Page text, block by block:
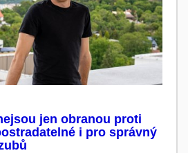
jen obranou proti
i pro správný